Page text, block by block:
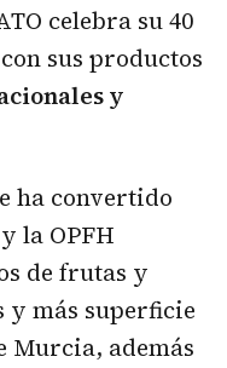
celebra su 40
sus productos
y
ha convertido
la OPFH
de frutas y
y más superficie
Murcia, además